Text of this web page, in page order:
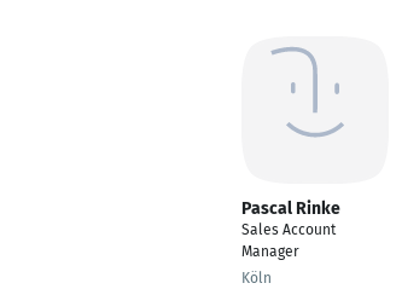
Pascal Rinke
Sales Account
Manager
Köln